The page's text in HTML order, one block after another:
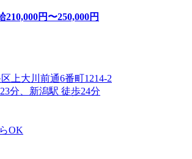
210,000円〜250,000円
上大川前通6番町1214-2
分、新潟駅 徒歩24分
OK